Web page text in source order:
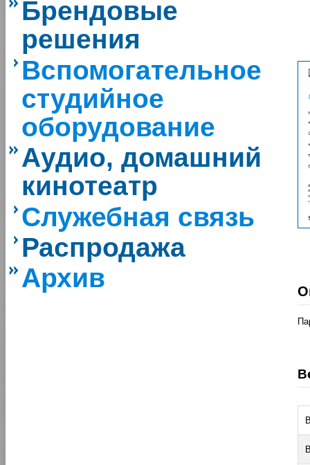
Брендовые
решения
Вспомогательное
студийное
оборудование
Аудио, домашний
кинотеатр
Служебная связь
Распродажа
Архив